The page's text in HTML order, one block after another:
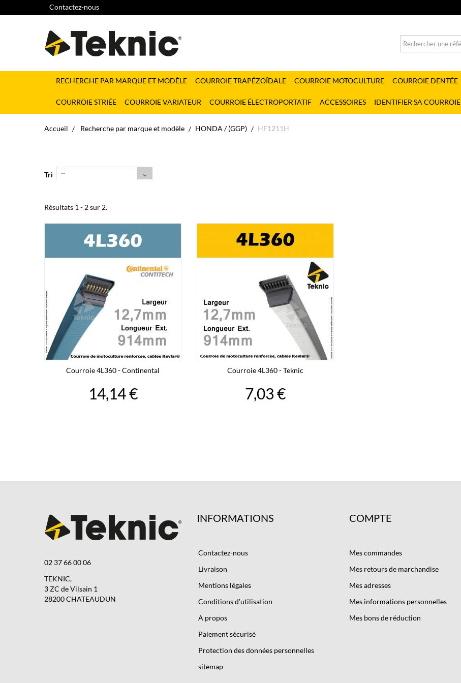
Contactez-nous
RECHERCHE PAR MARQUE ET MODÈLE COURROIE TRAPÉZOÏDALE COURROIE MOTOCULTURE COURROIE DENTÉE
COURROIE STRIÉE COURROIE VARIATEUR COURROIE ÉLECTROPORTATIF ACCESSOIRES IDENTIFIER SA COURROIE
Accueil Recherche par marque et modèle HONDA / (GGP) HF1211H
Tri --
Résultats 1 - 2 sur 2.
Courroie 4L360 - Continental
14,14 €
Courroie 4L360 - Teknic
7,03 €
02 37 66 00 06
TEKNIC,
3 ZC de Vilsain 1
28200 CHATEAUDUN
INFORMATIONS
Contactez-nous
Livraison
Mentions légales
Conditions d'utilisation
A propos
Paiement sécurisé
Protection des données personnelles
sitemap
COMPTE
Mes commandes
Mes retours de marchandise
Mes adresses
Mes informations personnelles
Mes bons de réduction